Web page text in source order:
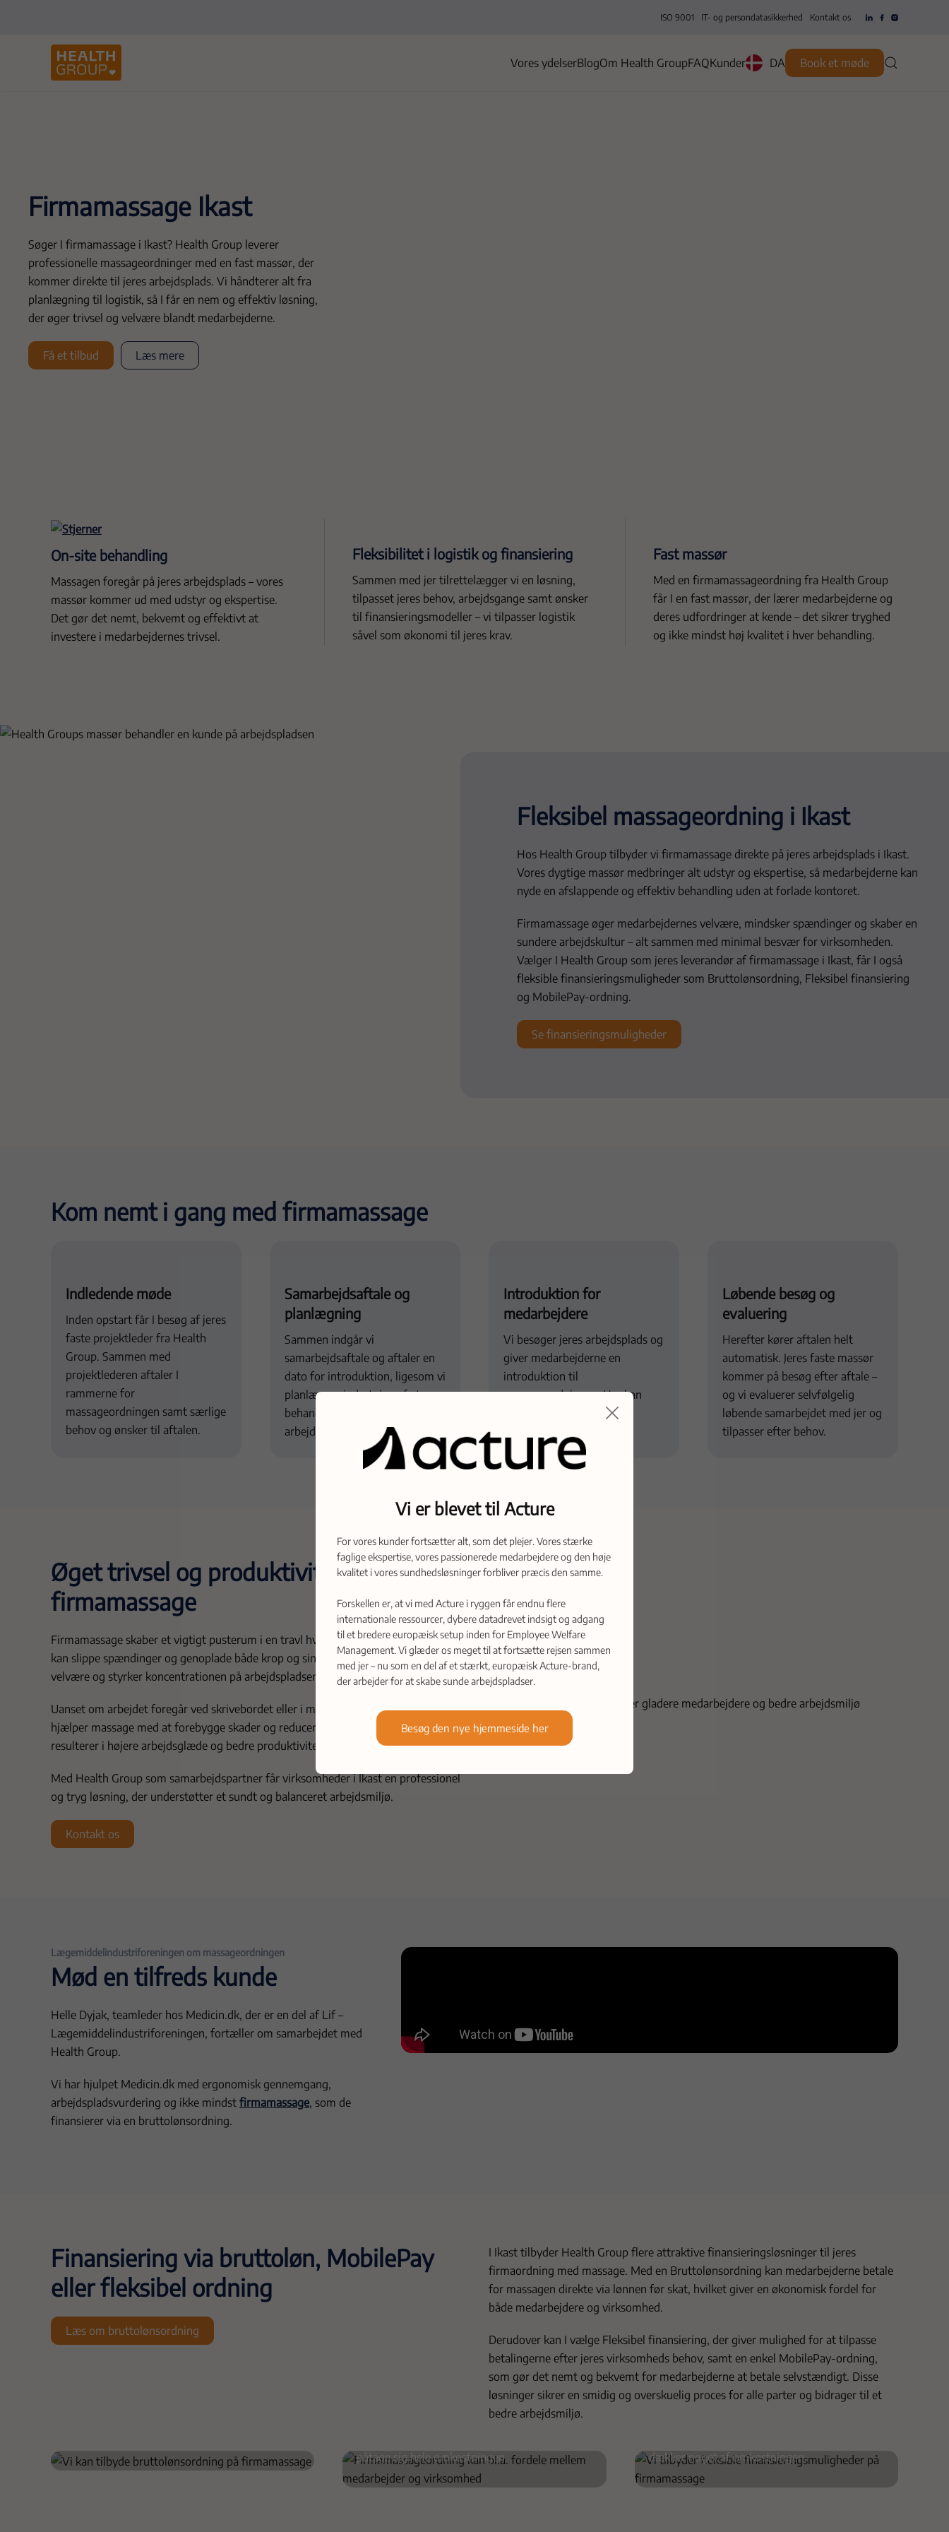
Vi er blevet til Acture
For vores kunder fortsætter alt, som det plejer. Vores stærke
faglige ekspertise, vores passionerede medarbejdere og den høje
kvalitet i vores sundhedsløsninger forbliver præcis den samme.
Forskellen er, at vi med Acture i ryggen får endnu flere
internationale ressourcer, dybere datadrevet indsigt og adgang
til et bredere europæisk setup inden for Employee Welfare
Management. Vi glæder os meget til at fortsætte rejsen sammen
med jer – nu som en del af et stærkt, europæisk Acture-brand,
der arbejder for at skabe sunde arbejdspladser.
Besøg den nye hjemmeside her
ISO 9001 IT- og persondatasikkerhed Kontakt os
Vores ydelserBlogOm Health GroupFAQKunder DA Book et møde
Firmamassage Ikast
Søger I firmamassage i Ikast? Health Group leverer
professionelle massageordninger med en fast massør, der
kommer direkte til jeres arbejdsplads. Vi håndterer alt fra
planlægning til logistik, så I får en nem og effektiv løsning,
der øger trivsel og velvære blandt medarbejderne.
Få et tilbud Læs mere
On-site behandling
Massagen foregår på jeres arbejdsplads – vores
massør kommer ud med udstyr og ekspertise.
Det gør det nemt, bekvemt og effektivt at
investere i medarbejdernes trivsel.
Fleksibilitet i logistik og finansiering
Sammen med jer tilrettelægger vi en løsning,
tilpasset jeres behov, arbejdsgange samt ønsker
til finansieringsmodeller – vi tilpasser logistik
såvel som økonomi til jeres krav.
Fast massør
Med en firmamassageordning fra Health Group
får I en fast massør, der lærer medarbejderne og
deres udfordringer at kende – det sikrer tryghed
og ikke mindst høj kvalitet i hver behandling.
Fleksibel massageordning i Ikast
Hos Health Group tilbyder vi firmamassage direkte på jeres arbejdsplads i Ikast.
Vores dygtige massør medbringer alt udstyr og ekspertise, så medarbejderne kan
nyde en afslappende og effektiv behandling uden at forlade kontoret.
Firmamassage øger medarbejdernes velvære, mindsker spændinger og skaber en
sundere arbejdskultur – alt sammen med minimal besvær for virksomheden.
Vælger I Health Group som jeres leverandør af firmamassage i Ikast, får I også
fleksible finansieringsmuligheder som Bruttolønsordning, Fleksibel finansiering
og MobilePay-ordning.
Se finansieringsmuligheder
Kom nemt i gang med firmamassage
Indledende møde
Inden opstart får I besøg af jeres
faste projektleder fra Health
Group. Sammen med
projektlederen aftaler I
rammerne for
massageordningen samt særlige
behov og ønsker til aftalen.
Samarbejdsaftale og
planlægning
Sammen indgår vi
samarbejdsaftale og aftaler en
dato for introduktion, ligesom vi
planlægger indretning af et
behandlingslokale på jeres
arbejdsplads.
Introduktion for
medarbejdere
Vi besøger jeres arbejdsplads og
giver medarbejderne en
introduktion til
massageordningen. Her kan
interesserede tilmelde sig
Løbende besøg og
evaluering
Herefter kører aftalen helt
automatisk. Jeres faste massør
kommer på besøg efter aftale –
og vi evaluerer selvfølgelig
løbende samarbejdet med jer og
tilpasser efter behov.
Øget trivsel og produktivitet med
firmamassage
Firmamassage skaber et vigtigt pusterum i en travl hverdag, hvor medarbejderne
kan slippe spændinger og genoplade både krop og sind. Dette øger deres generelle
velvære og styrker koncentrationen på arbejdspladsen.
Uanset om arbejdet foregår ved skrivebordet eller i mere fysisk belastende roller,
hjælper massage med at forebygge skader og reducere muskelspændinger. Det
resulterer i højere arbejdsglæde og bedre produktivitet blandt medarbejderne.
Med Health Group som samarbejdspartner får virksomheder i Ikast en professionel
og tryg løsning, der understøtter et sundt og balanceret arbejdsmiljø.
Kontakt os
Lægemiddelindustriforeningen om massageordningen
Mød en tilfreds kunde
Helle Dyjak, teamleder hos Medicin.dk, der er en del af Lif –
Lægemiddelindustriforeningen, fortæller om samarbejdet med
Health Group.
Vi har hjulpet Medicin.dk med ergonomisk gennemgang,
arbejdspladsvurdering og ikke mindst firmamassage, som de
finansierer via en bruttolønsordning.
Finansiering via bruttoløn, MobilePay
eller fleksibel ordning
Læs om bruttolønsordning
I Ikast tilbyder Health Group flere attraktive finansieringsløsninger til jeres
firmaordning med massage. Med en Bruttolønsordning kan medarbejderne betale
for massagen direkte via lønnen før skat, hvilket giver en økonomisk fordel for
både medarbejdere og virksomhed.
Derudover kan I vælge Fleksibel finansiering, der giver mulighed for at tilpasse
betalingerne efter jeres virksomheds behov, samt en enkel MobilePay-ordning,
som gør det nemt og bekvemt for medarbejderne at betale selvstændigt. Disse
løsninger sikrer en smidig og overskuelig proces for alle parter og bidrager til et
bedre arbejdsmiljø.
Medarbejder og virksomhed deler udgiften –
typisk 50/50. Delt finansiering gør det muligt
påtage sig hele omkostningen.
MobilePay-ordning
Medarbejderne betaler for massagen via
dækker noget af omkostningen.